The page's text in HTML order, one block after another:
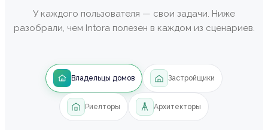
У каждого пользователя — свои задачи. Ниже
разобрали, чем Intora полезен в каждом из сценариев.
Владельцы домов Застройщики
Риелторы Архитекторы